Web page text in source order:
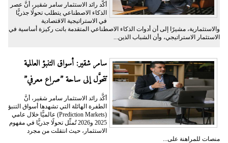
أكَّد رائد الاستثمار سامر شقير، أنَّ عصر
الذكاء الاصطناعي يتطلب تحولًا جذريًّا
في الاستراتيجية الاقتصادية
والاستثمارية، مشيرًا إلى أن أدوات الذكاء الاصطناعي المتقدمة باتت ركيزة أساسية في
الاستثمار الاستراتيجي، وأن الشباب الذين...
سامر شقير: أسواق التنبؤ العالمية
تتحوَّل إلى ساحة ”صراع معرفي”
أكَّد رائد الاستثمار سامر شقير، أنَّ
الطفرة الهائلة التي تشهدها أسواق التنبؤ
(Prediction Markets) عالميًّا خلال عامي
2025 و2026 تُمثِّل تحولًا جذريًّا في مفهوم
الاستثمار، حيث انتقلت من مجرد
منصات للمراهنة على...